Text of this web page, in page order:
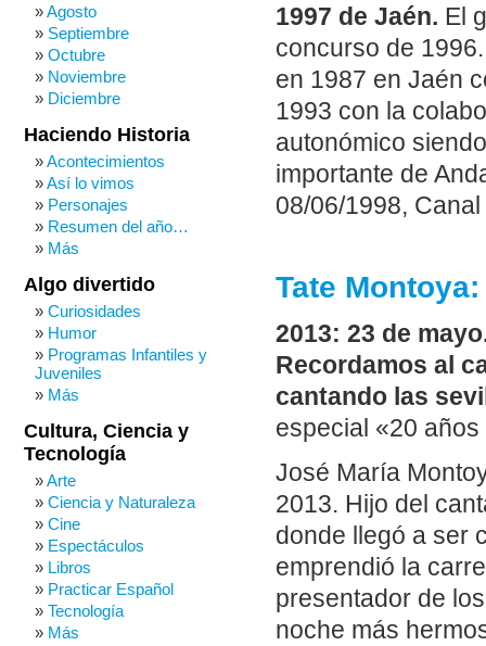
1997 de Jaén. El
concurso de
en 1987 en Jaén
1993 con la
autonómico
importante de
08/06/1998,
Tate
2013: 23 de
Recordamos al
cantando las
especial «20
José María
2013. Hijo del
donde llegó a ser
emprendió la
presentador de
noche más
Agosto
Septiembre
Octubre
Noviembre
Diciembre
Haciendo Historia
Acontecimientos
Así lo vimos
Personajes
Resumen del año…
Más
Algo divertido
Curiosidades
Humor
Programas Infantiles y
Juveniles
Más
Cultura, Ciencia y
Tecnología
Arte
Ciencia y Naturaleza
Cine
Espectáculos
Libros
Practicar Español
Tecnología
Más